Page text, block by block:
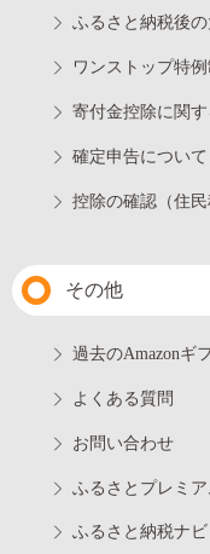
ふるさと納税後
ワンストップ特
寄付金控除に関
確定申告について
控除の確認（住民
その他
過去のAmazonギ
よくある質問
お問い合わせ
ふるさとプレミ
ふるさと納税ナビ